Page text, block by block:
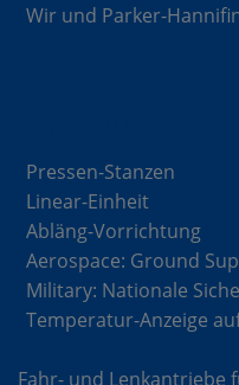
Wir und Parker-
Pressen-Stanzen
Linear-Einheit
Abläng-Vorrichtung
Aerospace: Ground
Military: Nationale
Temperatur-Anzeige
Fahr- und Lenkantriebe